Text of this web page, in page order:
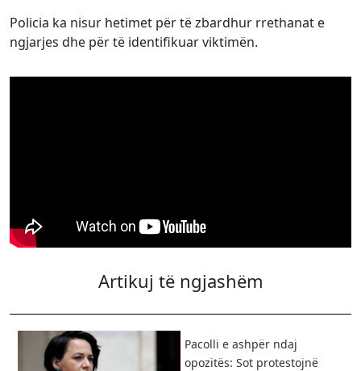
Policia ka nisur hetimet për të zbardhur rrethanat e
ngjarjes dhe për të identifikuar viktimën.
Artikuj të ngjashëm
Pacolli e ashpër ndaj
opozitës: Sot protestojnë